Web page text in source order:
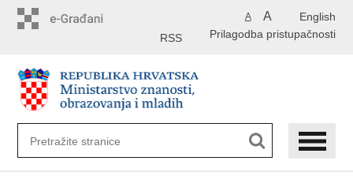
English
A A
Prilagodba pristupačnosti
RSS